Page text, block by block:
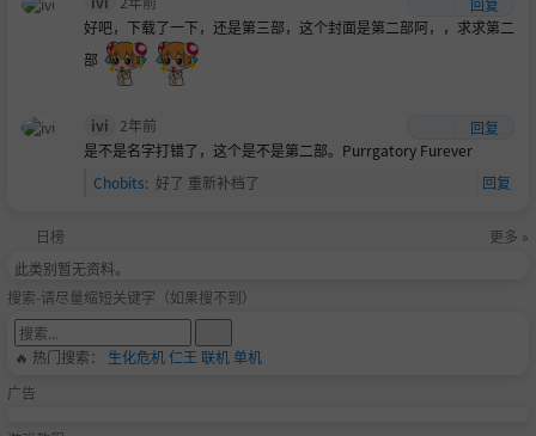
好吧，下载了一下，还是第三部，这个封面是第二部阿，，求求第二
部
ivi 2年前
回复
是不是名字打错了，这个是不是第二部。Purrgatory Furever
Chobits: 好了 重新补档了 回复
日榜
更多 »
此类别暂无资料。
搜索-请尽量缩短关键字（如果搜不到）
🔥 热门搜索： 生化危机仁王 联机单机
广告